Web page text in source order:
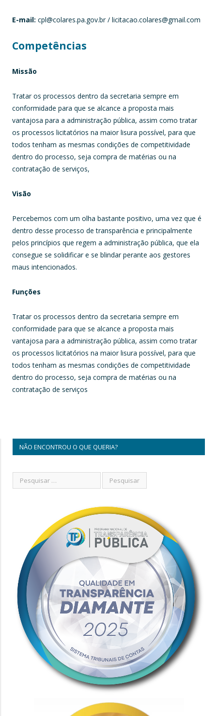
E-mail: cpl@colares.pa.gov.br / licitacao.colares@gmail.com
Competências
Missão
Tratar os processos dentro da secretaria sempre em
conformidade para que se alcance a proposta mais
vantajosa para a administração pública, assim como tratar
os processos licitatórios na maior lisura possível, para que
todos tenham as mesmas condições de competitividade
dentro do processo, seja compra de matérias ou na
contratação de serviços,
Visão
Percebemos com um olha bastante positivo, uma vez que é
dentro desse processo de transparência e principalmente
pelos princípios que regem a administração pública, que ela
consegue se solidificar e se blindar perante aos gestores
maus intencionados.
Funções
Tratar os processos dentro da secretaria sempre em
conformidade para que se alcance a proposta mais
vantajosa para a administração pública, assim como tratar
os processos licitatórios na maior lisura possível, para que
todos tenham as mesmas condições de competitividade
dentro do processo, seja compra de matérias ou na
contratação de serviços
NÃO ENCONTROU O QUE QUERIA?